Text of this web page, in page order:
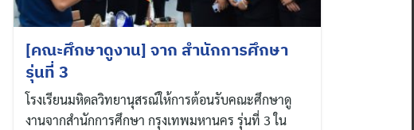
[คณะศึกษาดูงาน] จาก สํานักการศึกษา
รุ่นที่ 3
โรงเรียนมหิดลวิทยานุสรณ์ให้การต้อนรับคณะศึกษาดู
งานจากสํานักการศึกษา กรุงเทพมหานคร รุ่นที่ 3 ใน